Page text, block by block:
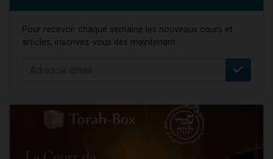
Pour recevoir chaque semaine les nouveaux cours et
articles, inscrivez-vous dès maintenant :